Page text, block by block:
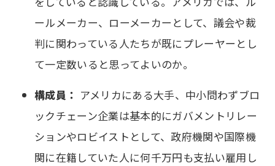
ールメーカー、ローメーカーとして、議会や裁
判に関わっている人たちが既にプレーヤーとし
て一定数いると思ってよいのか。
構成員： アメリカにある大手、中小問わずブロ
ックチェーン企業は基本的にガバメントリレー
ションやロビイストとして、政府機関や国際機
関に在籍していた人に何千万円も支払い雇用し